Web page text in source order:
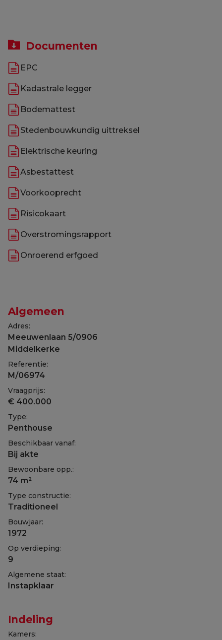
Documenten
EPC
Kadastrale legger
Bodemattest
Stedenbouwkundig uittreksel
Elektrische keuring
Asbestattest
Voorkooprecht
Risicokaart
Overstromingsrapport
Onroerend erfgoed
Algemeen
Adres:
Meeuwenlaan 5/0906
Middelkerke
Referentie:
M/06974
Vraagprijs:
€ 400.000
Type:
Penthouse
Beschikbaar vanaf:
Bij akte
Bewoonbare opp.:
74 m²
Type constructie:
Traditioneel
Bouwjaar:
1972
Op verdieping:
9
Algemene staat:
Instapklaar
Indeling
Kamers: